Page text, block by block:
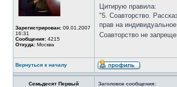
Зарегистрирован: 09.01.2007
16:31
Сообщения: 4215
Откуда: Москва
Цитирую правила:
"5. Соавторство.
прав на
Соавторство не
Вернуться к началу
Семьдесят Первый Заголовок сообщения: